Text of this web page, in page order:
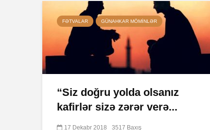
FƏTVALAR GÜNAHKAR MÖMINLƏR
“Siz doğru yolda olsanız
kafirlər sizə zərər verə...
17 Dekabr 2018 3517 Baxış